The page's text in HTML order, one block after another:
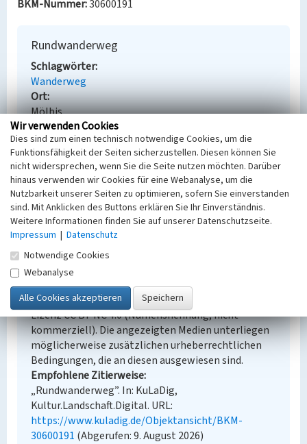
BKM-Nummer:30600191
Rundwanderweg
Schlagwörter
Wanderweg
Ort
Mölbis
Fachsicht(en)
Denkmalpflege
Erfassungsmaßstab
Keine Angabe
Erfassungsmethode
Übernahme aus externer Fachdatenbank
Empfohlene Zitierweise
Urheberrechtlicher Hinweis
Der hier präsentierte Inhalt steht unter der freien
Lizenz CC BY-NC 4.0 (Namensnennung, nicht
kommerziell). Die angezeigten Medien unterliegen
möglicherweise zusätzlichen urheberrechtlichen
Bedingungen, die an diesen ausgewiesen sind.
Empfohlene Zitierweise
„Rundwanderweg”. In: KuLaDig,
Kultur.Landschaft.Digital. URL:
https://www.kuladig.de/Objektansicht/BKM-
30600191 (Abgerufen: 9. August 2026)
Wir verwenden Cookies
Dies sind zum einen technisch notwendige Cookies, um die
Funktionsfähigkeit der Seiten sicherzustellen. Diesen können Sie
nicht widersprechen, wenn Sie die Seite nutzen möchten. Darüber
hinaus verwenden wir Cookies für eine Webanalyse, um die
Nutzbarkeit unserer Seiten zu optimieren, sofern Sie einverstanden
sind. Mit Anklicken des Buttons erklären Sie Ihr Einverständnis.
Weitere Informationen finden Sie auf unserer Datenschutzseite.
Impressum | Datenschutz
Notwendige Cookies
Webanalyse